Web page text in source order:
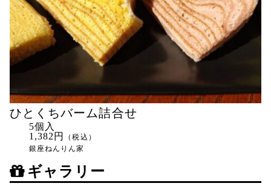
ひとくちバーム詰合せ
5個入
1,382円
（税込）
銀座ねんりん家
ギャラリー